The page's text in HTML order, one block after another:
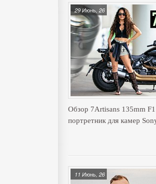
Обзор 7Artisans 135mm
портретник для камер
29 Июнь, 26
11 Июнь, 26